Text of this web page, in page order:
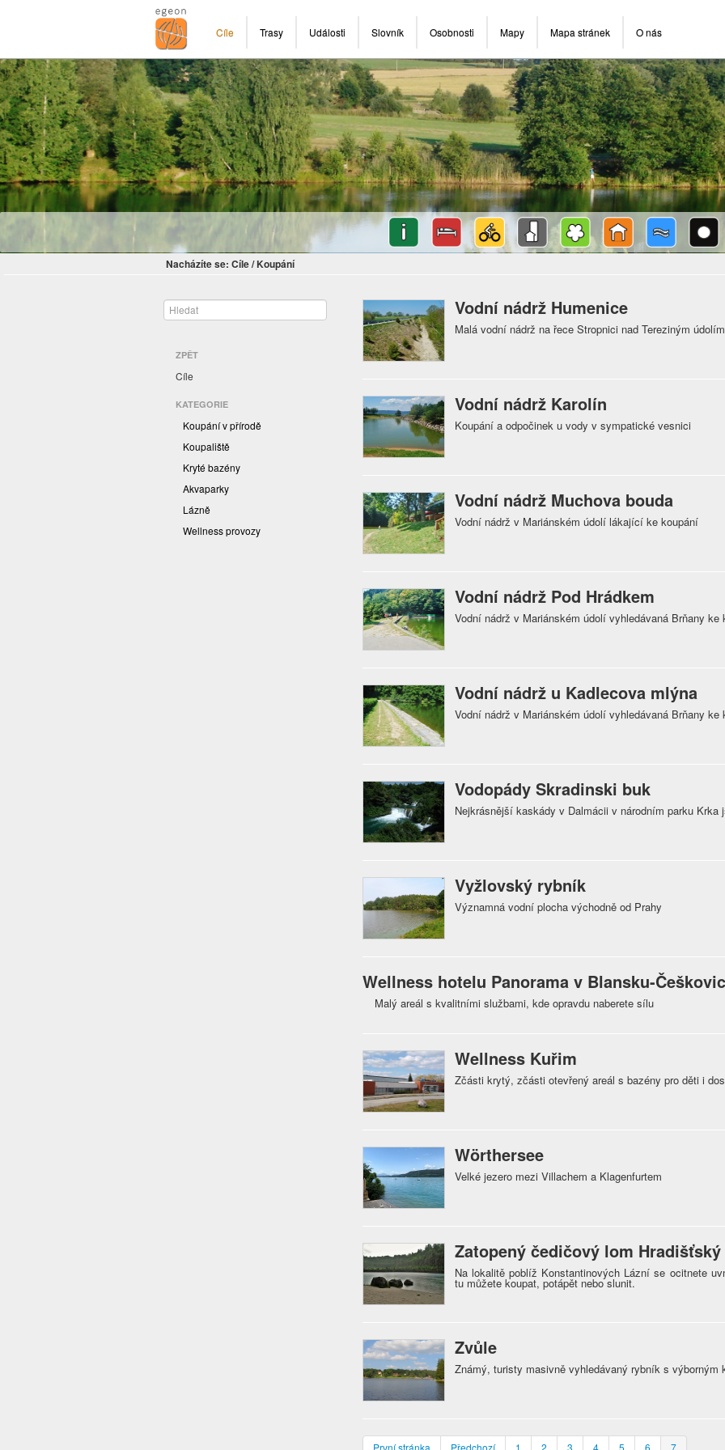
Cíle Trasy Události Slovník Osobnosti Mapy Mapa stránek O nás
Nacházíte se: Cíle/ Koupání
ZPĚT
Cíle
KATEGORIE
Koupání v přírodě
Koupaliště
Kryté bazény
Akvaparky
Lázně
Wellness provozy
Vodní nádrž Humenice
Malá vodní nádrž na řece Stropnici nad Tereziným
Vodní nádrž Karolín
Koupání a odpočinek u vody v sympatické vesnici
Vodní nádrž Muchova bouda
Vodní nádrž v Mariánském údolí lákající ke koupání
Vodní nádrž Pod Hrádkem
Vodní nádrž v Mariánském údolí vyhledávaná Brňany ke
Vodní nádrž u Kadlecova mlýna
Vodní nádrž v Mariánském údolí vyhledávaná Brňany ke
Vodopády Skradinski buk
Nejkrásnější kaskády v Dalmácii v národním parku
Vyžlovský rybník
Významná vodní plocha východně od Prahy
Wellness hotelu Panorama v Blansku-
Malý areál s kvalitními službami, kde opravdu naberete sílu
Wellness Kuřim
Zčásti krytý, zčásti otevřený areál s bazény pro děti i
Wörthersee
Velké jezero mezi Villachem a Klagenfurtem
Zatopený čedičový lom
Na lokalitě poblíž Konstantinových Lázní se ocitnete
tu můžete koupat, potápět nebo slunit.
Zvůle
Známý, turisty masivně vyhledávaný rybník s výborným